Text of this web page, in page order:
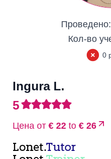
Проведено:
Кол-во
0
Ingura L.
5
Цена от € 22 to € 26
Lonet.Tutor